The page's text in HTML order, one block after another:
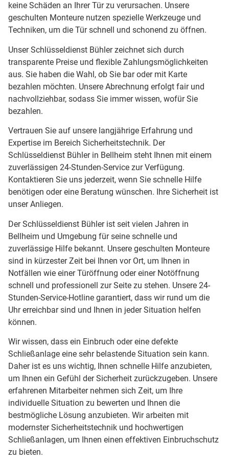
keine Schäden an Ihrer Tür zu verursachen. Unsere
geschulten Monteure nutzen spezielle Werkzeuge und
Techniken, um die Tür schnell und schonend zu öffnen.
Unser Schlüsseldienst Bühler zeichnet sich durch
transparente Preise und flexible Zahlungsmöglichkeiten
aus. Sie haben die Wahl, ob Sie bar oder mit Karte
bezahlen möchten. Unsere Abrechnung erfolgt fair und
nachvollziehbar, sodass Sie immer wissen, wofür Sie
bezahlen.
Vertrauen Sie auf unsere langjährige Erfahrung und
Expertise im Bereich Sicherheitstechnik. Der
Schlüsseldienst Bühler in Bellheim steht Ihnen mit einem
zuverlässigen 24-Stunden-Service zur Verfügung.
Kontaktieren Sie uns jederzeit, wenn Sie schnelle Hilfe
benötigen oder eine Beratung wünschen. Ihre Sicherheit ist
unser Anliegen.
Der Schlüsseldienst Bühler ist seit vielen Jahren in
Bellheim und Umgebung für seine schnelle und
zuverlässige Hilfe bekannt. Unsere geschulten Monteure
sind in kürzester Zeit bei Ihnen vor Ort, um Ihnen in
Notfällen wie einer Türöffnung oder einer Notöffnung
schnell und professionell zur Seite zu stehen. Unsere 24-
Stunden-Service-Hotline garantiert, dass wir rund um die
Uhr erreichbar sind und Ihnen in jeder Situation helfen
können.
Wir wissen, dass ein Einbruch oder eine defekte
Schließanlage eine sehr belastende Situation sein kann.
Daher ist es uns wichtig, Ihnen schnelle Hilfe anzubieten,
um Ihnen ein Gefühl der Sicherheit zurückzugeben. Unsere
erfahrenen Mitarbeiter nehmen sich Zeit, um Ihre
individuelle Situation zu bewerten und Ihnen die
bestmögliche Lösung anzubieten. Wir arbeiten mit
modernster Sicherheitstechnik und hochwertigen
Schließanlagen, um Ihnen einen effektiven Einbruchschutz
zu bieten.